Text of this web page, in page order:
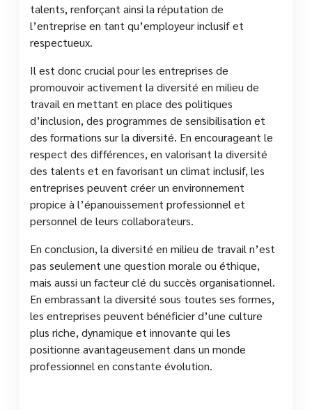
talents, renforçant ainsi la réputation de
l’entreprise en tant qu’employeur inclusif et
respectueux.
Il est donc crucial pour les entreprises de
promouvoir activement la diversité en milieu de
travail en mettant en place des politiques
d’inclusion, des programmes de sensibilisation et
des formations sur la diversité. En encourageant le
respect des différences, en valorisant la diversité
des talents et en favorisant un climat inclusif, les
entreprises peuvent créer un environnement
propice à l’épanouissement professionnel et
personnel de leurs collaborateurs.
En conclusion, la diversité en milieu de travail n’est
pas seulement une question morale ou éthique,
mais aussi un facteur clé du succès organisationnel.
En embrassant la diversité sous toutes ses formes,
les entreprises peuvent bénéficier d’une culture
plus riche, dynamique et innovante qui les
positionne avantageusement dans un monde
professionnel en constante évolution.